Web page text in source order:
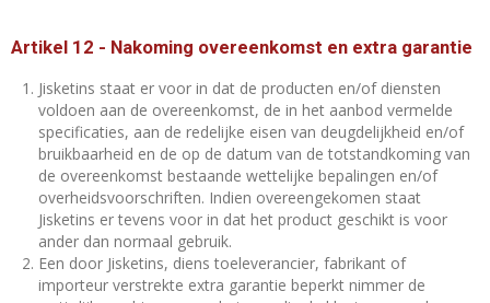
Artikel 12 - Nakoming overeenkomst en extra garantie
Jisketins staat er voor in dat de producten en/of diensten
voldoen aan de overeenkomst, de in het aanbod vermelde
specificaties, aan de redelijke eisen van deugdelijkheid en/of
bruikbaarheid en de op de datum van de totstandkoming van
de overeenkomst bestaande wettelijke bepalingen en/of
overheidsvoorschriften. Indien overeengekomen staat
Jisketins er tevens voor in dat het product geschikt is voor
ander dan normaal gebruik.
Een door Jisketins, diens toeleverancier, fabrikant of
importeur verstrekte extra garantie beperkt nimmer de